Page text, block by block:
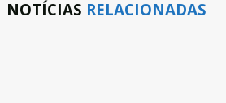
NOTÍCIAS RELACIONADAS